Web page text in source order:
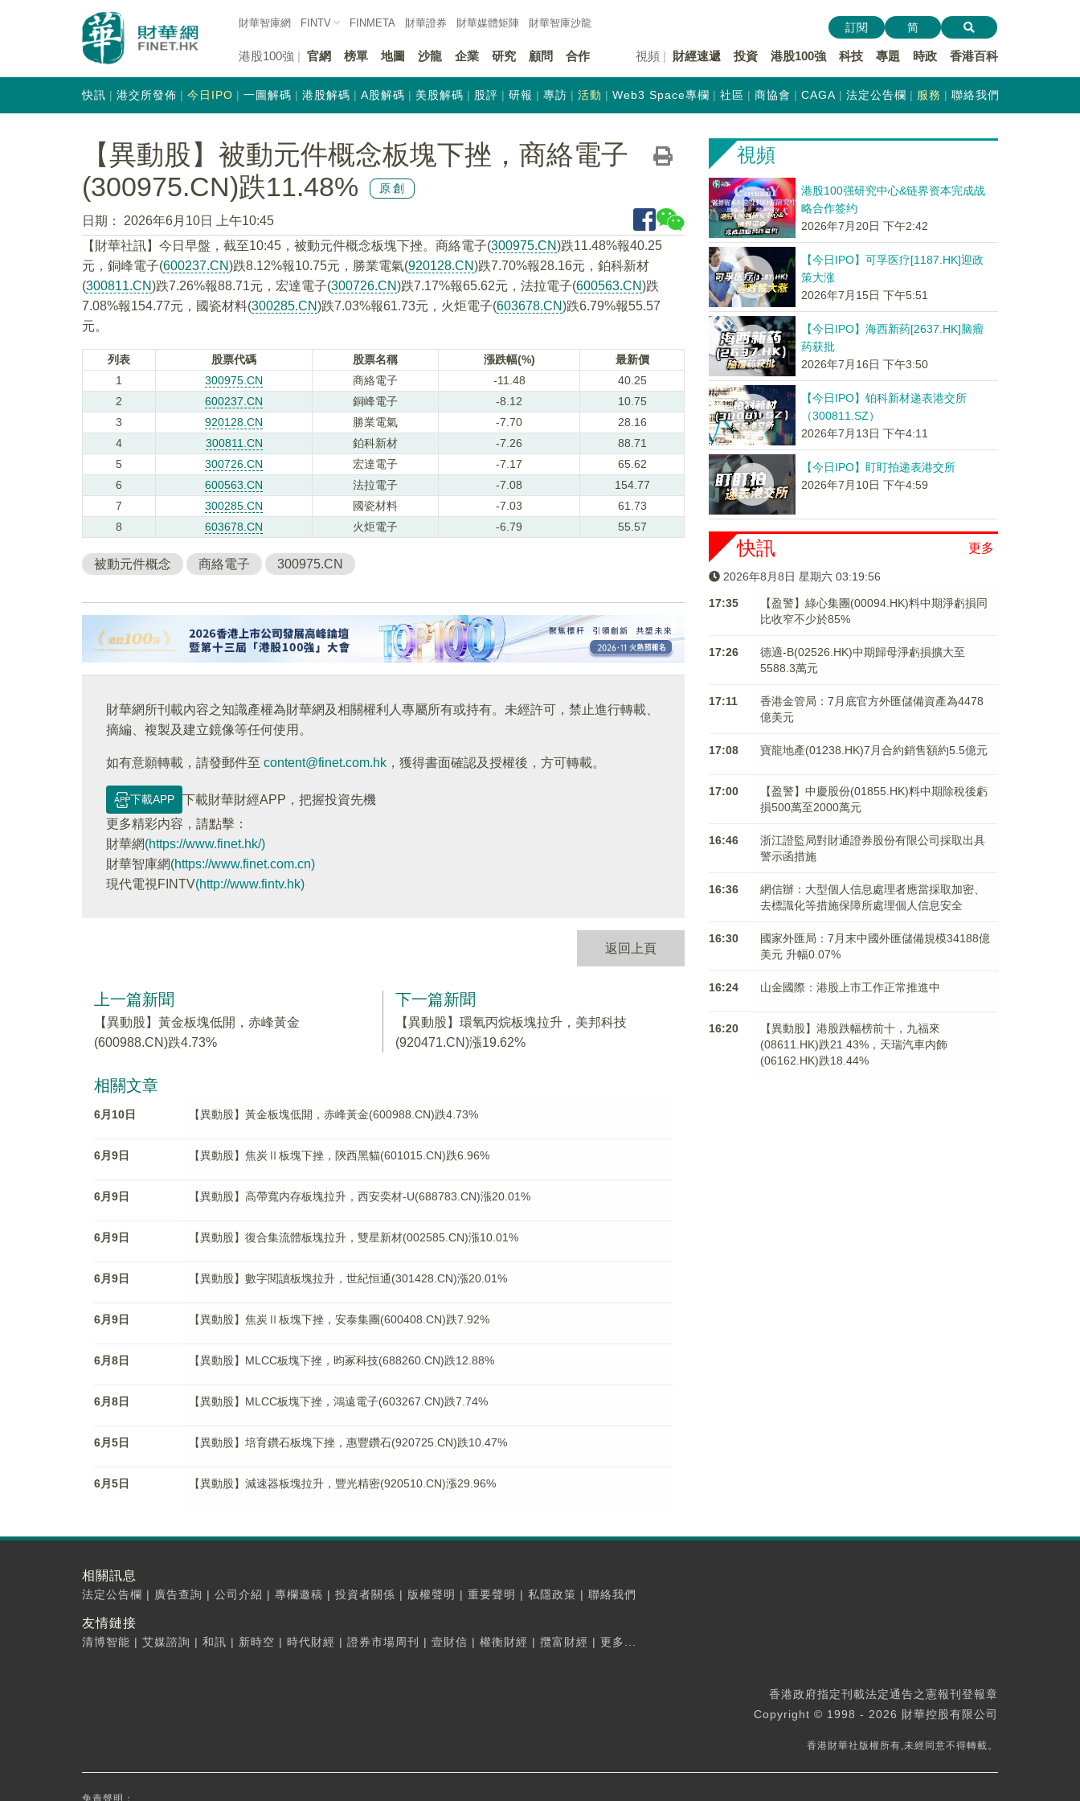
財華智庫網 FINTV FINMETA 財華證券 財華媒體矩陣 財華智庫沙龍
港股100強 官網 榜單 地圖 沙龍 企業 研究 顧問 合作 視頻 財經速遞 投資 港股100強 科技 專題 時政 香港百科
訂閱 简
快訊 港交所發佈 今日IPO 一圖解碼 港股解碼 A股解碼 美股解碼 股評 研報 專訪 活動 Web3 Space專欄 社區 商協會 CAGA 法定公告欄 服務 聯絡我們
【異動股】被動元件概念板塊下挫，商絡電子
(300975.CN)跌11.48%
原創
日期：
2026年6月10日 上午10:45
【財華社訊】今日早盤，截至10:45，被動元件概念板塊下挫。商絡電子(300975.CN)跌11.48%報40.25
元，銅峰電子(600237.CN)跌8.12%報10.75元，勝業電氣(920128.CN)跌7.70%報28.16元，鉑科新材
(300811.CN)跌7.26%報88.71元，宏達電子(300726.CN)跌7.17%報65.62元，法拉電子(600563.CN)跌
7.08%報154.77元，國瓷材料(300285.CN)跌7.03%報61.73元，火炬電子(603678.CN)跌6.79%報55.57
元。
列表 股票代碼 股票名稱 漲跌幅(%)
最新價
1
300975.CN 商絡電子 -11.48
40.25
2
600237.CN 銅峰電子 -8.12
10.75
3
920128.CN 勝業電氣 -7.70
28.16
4
300811.CN 鉑科新材 -7.26
88.71
5
300726.CN 宏達電子 -7.17
65.62
6
600563.CN 法拉電子 -7.08
154.77
7
300285.CN 國瓷材料 -7.03
61.73
8
603678.CN 火炬電子 -6.79 55.57
被動元件概念 商絡電子 300975.CN
財華網所刊載內容之知識產權為財華網及相關權利人專屬所有或持有。未經許可，禁止進行轉載、
摘編、複製及建立鏡像等任何使用。
如有意願轉載，請發郵件至 content@finet.com.hk ，獲得書面確認及授權後，方可轉載。
下載APP
下載財華財經APP，把握投資先機
更多精彩内容，請點擊：
財華網(https://www.finet.hk/)
財華智庫網(https://www.finet.com.cn)
現代電視FINTV(http://www.fintv.hk)
返回上頁
上一篇新聞
【異動股】黃金板塊低開，赤峰黃金
(600988.CN)跌4.73%
下一篇新聞
【異動股】環氧丙烷板塊拉升，美邦科技
(920471.CN)漲19.62%
相關文章
6月10日 【異動股】黃金板塊低開，赤峰黃金(600988.CN)跌4.73%
6月9日 【異動股】焦炭Ⅱ板塊下挫，陝西黑貓(601015.CN)跌6.96%
6月9日 【異動股】高帶寬内存板塊拉升，西安奕材-U(688783.CN)漲20.01%
6月9日 【異動股】復合集流體板塊拉升，雙星新材(002585.CN)漲10.01%
6月9日 【異動股】數字閱讀板塊拉升，世紀恒通(301428.CN)漲20.01%
6月9日 【異動股】焦炭Ⅱ板塊下挫，安泰集團(600408.CN)跌7.92%
6月8日 【異動股】MLCC板塊下挫，昀冢科技(688260.CN)跌12.88%
6月8日 【異動股】MLCC板塊下挫，鴻遠電子(603267.CN)跌7.74%
6月5日 【異動股】培育鑽石板塊下挫，惠豐鑽石(920725.CN)跌10.47%
6月5日 【異動股】減速器板塊拉升，豐光精密(920510.CN)漲29.96%
視頻
港股100强研究中心&链界资本完成战
略合作签约
2026年7月20日 下午2:42
【今日IPO】可孚医疗[1187.HK]迎政
策大涨
2026年7月15日 下午5:51
【今日IPO】海西新药[2637.HK]脑瘤
药获批
2026年7月16日 下午3:50
【今日IPO】铂科新材递表港交所
（300811.SZ）
2026年7月13日 下午4:11
【今日IPO】盯盯拍递表港交所
2026年7月10日 下午4:59
更多
快訊
2026年8月8日 星期六 03:19:57
17:35
【盈警】綠心集團(00094.HK)料中期淨虧損同
比收窄不少於85%
17:26
德適-B(02526.HK)中期歸母淨虧損擴大至
5588.3萬元
17:11
香港金管局：7月底官方外匯儲備資產為4478
億美元
17:08 寶龍地產(01238.HK)7月合約銷售額約5.5億元
17:00
【盈警】中慶股份(01855.HK)料中期除稅後虧
損500萬至2000萬元
16:46
浙江證監局對財通證券股份有限公司採取出具
警示函措施
16:36
網信辦：大型個人信息處理者應當採取加密、
去標識化等措施保障所處理個人信息安全
16:30
國家外匯局：7月末中國外匯儲備規模34188億
美元 升幅0.07%
16:24 山金國際：港股上市工作正常推進中
16:20
【異動股】港股跌幅榜前十，九福來
(08611.HK)跌21.43%，天瑞汽車内飾
(06162.HK)跌18.44%
相關訊息
法定公告欄 | 廣告查詢 | 公司介紹 | 專欄邀稿 | 投資者關係 | 版權聲明 | 重要聲明 | 私隱政策 | 聯絡我們
友情鏈接
清博智能 | 艾媒諮詢 | 和訊 | 新時空 | 時代財經 | 證券市場周刊 | 壹財信 | 權衡財經 | 攬富財經 | 更多...
香港政府指定刊載法定通告之憲報刊登報章
Copyright © 1998 - 2026 財華控股有限公司
香港財華社版權所有,未經同意不得轉載。